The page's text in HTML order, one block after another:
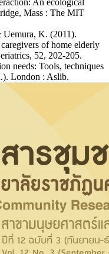
Mass : The MIT
K. (2011).
of home elderly
52, 202-205.
needs: Tools, techniques
London : Aslib.